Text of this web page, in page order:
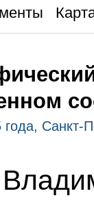
Санкт-